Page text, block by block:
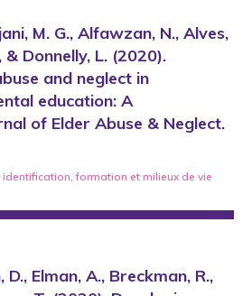
M. G., Alfawzan, N., Alves,
& Donnelly, L. (2020).
and neglect in
education: A
of Elder Abuse & Neglect.
identification,formation et milieux de vie
D., Elman, A., Breckman, R.,